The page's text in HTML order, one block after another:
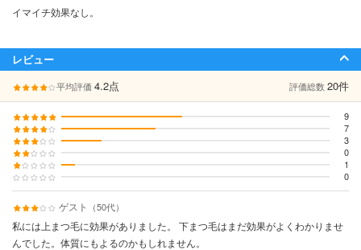
イマイチ効果なし。
レビュー
平均評価 4.2点 評価総数20件
9
7
3
0
1
0
ゲスト （50代）
私には上まつ毛に効果がありました。 下まつ毛はまだ効果がよくわかりませ
んでした。体質にもよるのかもしれません。